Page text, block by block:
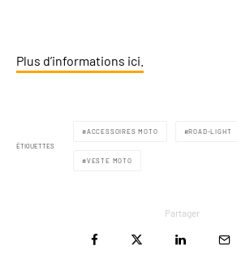
Plus d’informations ici.
ÉTIQUETTES
ACCESSOIRES MOTO ROAD-LIGHT
VESTE MOTO
Partager